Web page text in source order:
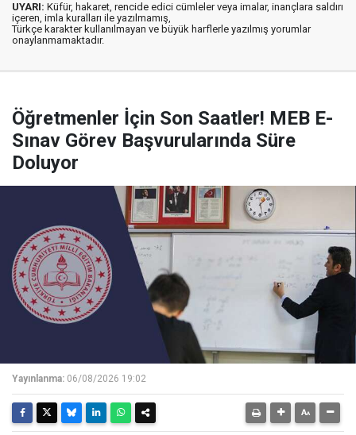
UYARI: Küfür, hakaret, rencide edici cümleler veya imalar, inançlara saldırı
içeren, imla kuralları ile yazılmamış,
Türkçe karakter kullanılmayan ve büyük harflerle yazılmış yorumlar
onaylanmamaktadır.
Öğretmenler İçin Son Saatler! MEB E-
Sınav Görev Başvurularında Süre
Doluyor
Yayınlanma: 06/08/2026 19:02